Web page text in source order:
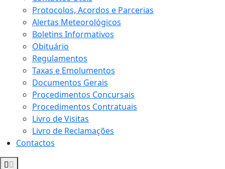
Protocolos, Acordos e Parcerias
Alertas Meteorológicos
Boletins Informativos
Obituário
Regulamentos
Taxas e Emolumentos
Documentos Gerais
Procedimentos Concursais
Procedimentos Contratuais
Livro de Visitas
Livro de Reclamações
Contactos